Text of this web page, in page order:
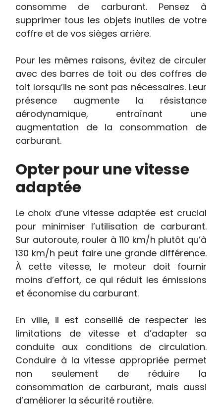
consomme de carburant. Pensez à
supprimer tous les objets inutiles de votre
coffre et de vos sièges arrière.
Pour les mêmes raisons, évitez de circuler
avec des barres de toit ou des coffres de
toit lorsqu’ils ne sont pas nécessaires. Leur
présence augmente la résistance
aérodynamique, entraînant une
augmentation de la consommation de
carburant.
Opter pour une vitesse
adaptée
Le choix d’une vitesse adaptée est crucial
pour minimiser l’utilisation de carburant.
Sur autoroute, rouler à 110 km/h plutôt qu’à
130 km/h peut faire une grande différence.
À cette vitesse, le moteur doit fournir
moins d’effort, ce qui réduit les émissions
et économise du carburant.
En ville, il est conseillé de respecter les
limitations de vitesse et d’adapter sa
conduite aux conditions de circulation.
Conduire à la vitesse appropriée permet
non seulement de réduire la
consommation de carburant, mais aussi
d’améliorer la sécurité routière.